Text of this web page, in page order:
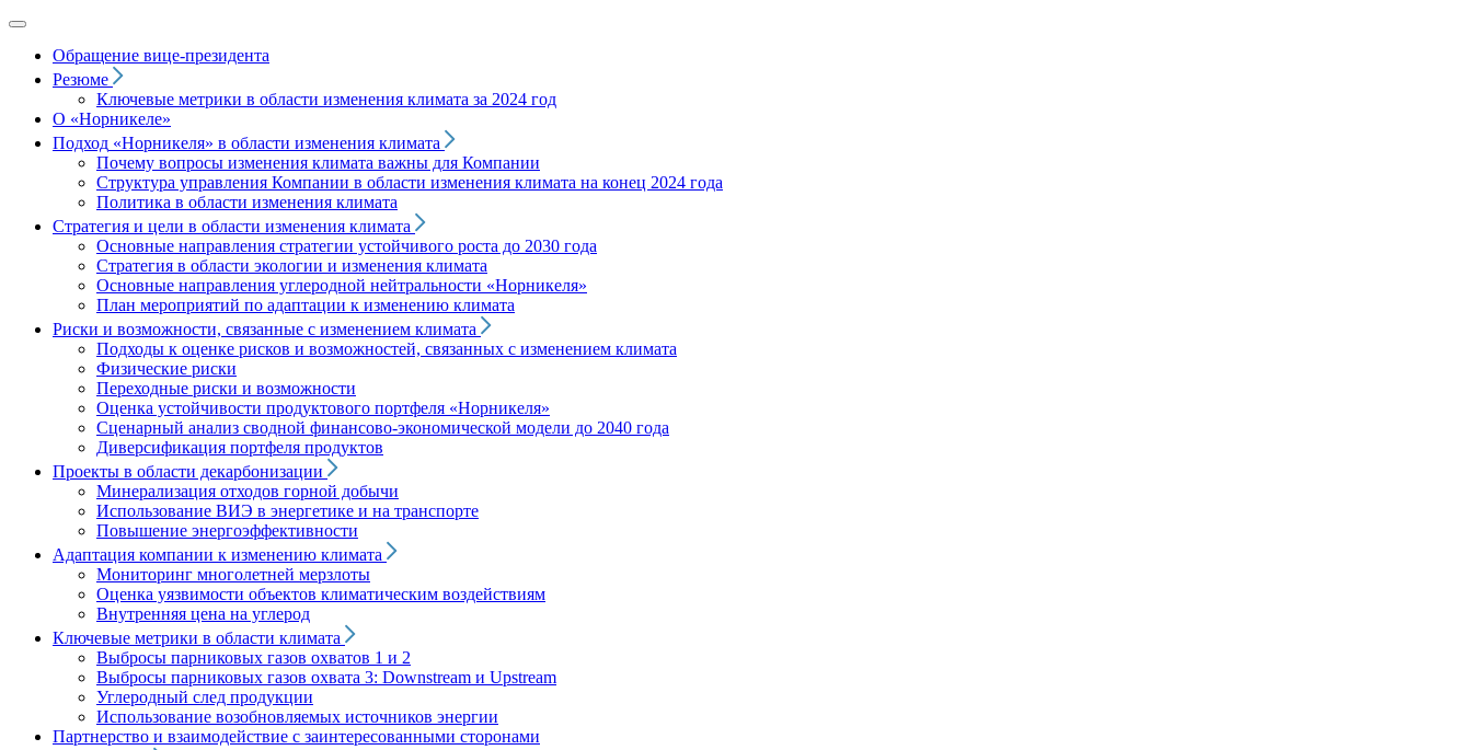
Обращение вице‑президента
Резюме
Ключевые метрики в области изменения климата за 2024 год
О «Норникеле»
Подход «Норникеля» в области изменения климата
Почему вопросы изменения климата важны для Компании
Структура управления Компании в области изменения климата на конец 2024 года
Политика в области изменения климата
Стратегия и цели в области изменения климата
Основные направления стратегии устойчивого роста до 2030 года
Стратегия в области экологии и изменения климата
Основные направления углеродной нейтральности «Норникеля»
План мероприятий по адаптации к изменению климата
Риски и возможности, связанные с изменением климата
Подходы к оценке рисков и возможностей, связанных с изменением климата
Физические риски
Переходные риски и возможности
Оценка устойчивости продуктового портфеля «Норникеля»
Сценарный анализ сводной финансово-экономической модели до 2040 года
Диверсификация портфеля продуктов
Проекты в области декарбонизации
Минерализация отходов горной добычи
Использование ВИЭ в энергетике и на транспорте
Повышение энергоэффективности
Адаптация компании к изменению климата
Мониторинг многолетней мерзлоты
Оценка уязвимости объектов климатическим воздействиям
Внутренняя цена на углерод
Ключевые метрики в области климата
Выбросы парниковых газов охватов 1 и 2
Выбросы парниковых газов охвата 3: Downstream и Upstream
Углеродный след продукции
Использование возобновляемых источников энергии
Партнерство и взаимодействие с заинтересованными сторонами